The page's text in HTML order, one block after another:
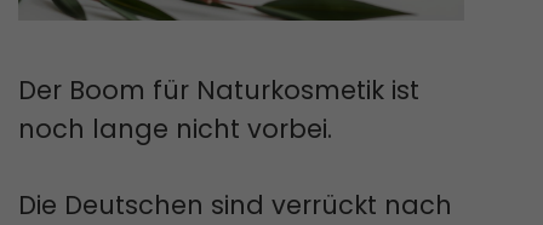
Der Boom für Naturkosmetik ist
noch lange nicht vorbei.
Die Deutschen sind verrückt nach